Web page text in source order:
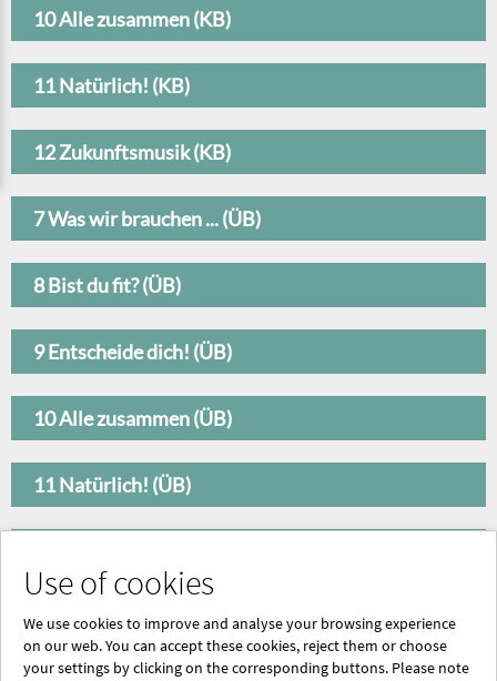
Use of cookies
We use cookies to improve and analyse your browsing experience
on our web. You can accept these cookies, reject them or choose
your settings by clicking on the corresponding buttons. Please note
10 Alle zusammen (KB)
11 Natürlich! (KB)
12 Zukunftsmusik (KB)
7 Was wir brauchen ... (ÜB)
8 Bist du fit? (ÜB)
9 Entscheide dich! (ÜB)
10 Alle zusammen (ÜB)
11 Natürlich! (ÜB)
Anhang